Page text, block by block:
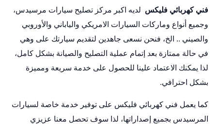
فني كهربائي فليكس لديه اكبر مركز تصليح سيارات مرسيدس،
وجميع أنواع وماركات السيارات الامريكي والياباني والأوروبي
والصيني .. الخ، فنحن نسعى جاهدين لتقديم سيارتك على وهي
في حالة ممتازة بعد إتمام عملية التصليح والصيانة بشكل كامل،
لذا يمكنك الاعتماد علينا للحصول على خدمة سريعة ومميزة
بشكل احترافي.
كما يعمل فني كهربائي فليكس على توفير خدمة خاصة لسيارات
المرسيدس بجميع إصداراتها، لذا سوف تحصل معنا عزيزي